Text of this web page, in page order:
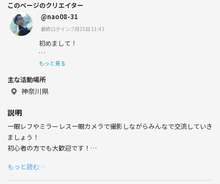
このページのクリエイター
@nao08-31
最終ログイン:7月25日 11:43
初めまして！
関東に住んでる、NAOTOといいます！
カラオケや食べること、ロック、アニメなどが好きです！
もっと見る
主な活動場所
神奈川県
説明
一眼レフやミラーレス一眼カメラで撮影しながらみんなで交流していき
ましょう！
初心者の方でも大歓迎です！
もっと読む…